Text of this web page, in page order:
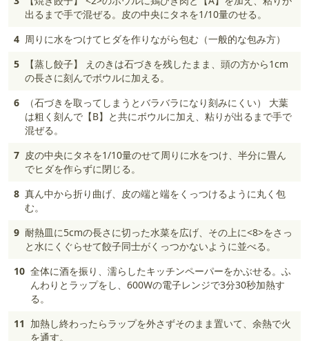
出るまで手で混ぜる。皮の中央にタネを1/10量のせる。
4 周りに水をつけてヒダを作りながら包む（一般的な包み方）
5
【蒸し餃子】 えのきは石づきを残したまま、頭の方から1cm
の長さに刻んでボウルに加える。
6
（石づきを取ってしまうとバラバラになり刻みにくい） 大葉
は粗く刻んで【B】と共にボウルに加え、粘りが出るまで手で
混ぜる。
7 皮の中央にタネを1/10量のせて周りに水をつけ、半分に畳ん
でヒダを作らずに閉じる。
8 真ん中から折り曲げ、皮の端と端をくっつけるように丸く包
む。
9 耐熱皿に5cmの長さに切った水菜を広げ、その上に<8>をさっ
と水にくぐらせて餃子同士がくっつかないように並べる。
10 全体に酒を振り、濡らしたキッチンペーパーをかぶせる。ふ
んわりとラップをし、600Wの電子レンジで3分30秒加熱す
る。
11 加熱し終わったらラップを外さずそのまま置いて、余熱で火
を通す。